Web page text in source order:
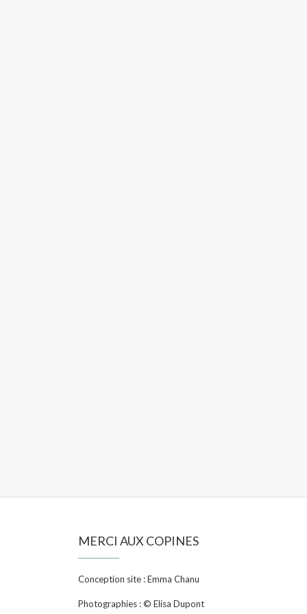
MERCI AUX COPINES
Conception site : Emma Chanu
Photographies : © Elisa Dupont